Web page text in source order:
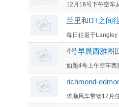
12月16号下午空车
兰里和DT之间
每日往返于Langley
4号早晨西雅图
如题4号上午空车西
richmond-
求顺风车带物12月